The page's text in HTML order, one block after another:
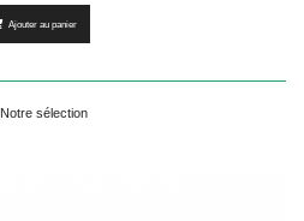
Ajouter au panier
Notre sélection